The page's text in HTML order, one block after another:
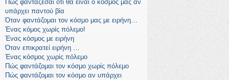
Πώς φαντάζεσαι ότι θα είναι ο κόσμος μας αν
υπάρχει παντού βία
Όταν φαντάζομαι τον κόσμο μας με ειρήνη…
Ένας κόμος χωρίς πόλεμο!
Ένας κόσμος με ειρήνη
Όταν επικρατεί ειρήνη …
Ένας κόσμος χωρίς πόλεμο
Πώς φαντάζομαι τον κόσμο χωρίς πόλεμο
Πώς φαντάζομαι τον κόσμο αν υπάρχει